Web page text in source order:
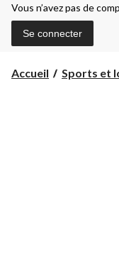
Vous n’avez pas de
Se connecter
Accueil Sports et